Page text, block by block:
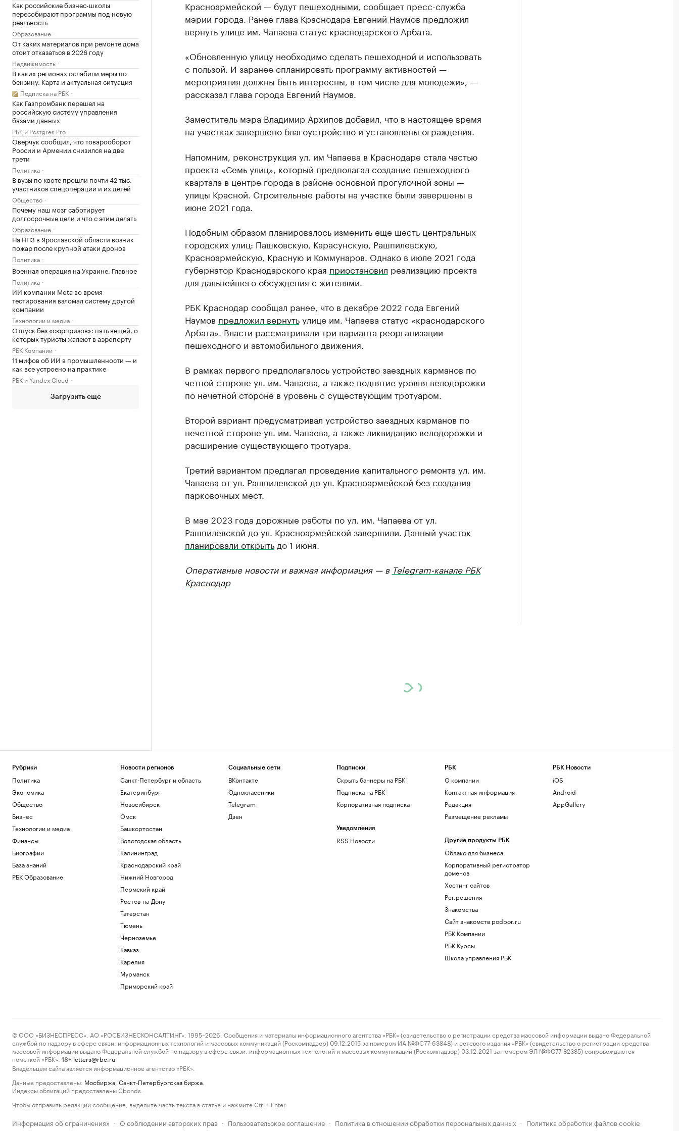
Как российские бизнес-школы
пересобирают программы под новую
реальность
Образование
От каких материалов при ремонте дома
стоит отказаться в 2026 году
Недвижимость
В каких регионах ослабили меры по
бензину. Карта и актуальная ситуация
Подписка на РБК
Как Газпромбанк перешел на
российскую систему управления
базами данных
РБК и Postgres Pro
Оверчук сообщил, что товарооборот
России и Армении снизился на две
трети
Политика
В вузы по квоте прошли почти 42 тыс.
участников спецоперации и их детей
Общество
Почему наш мозг саботирует
долгосрочные цели и что с этим делать
Образование
На НПЗ в Ярославской области возник
пожар после крупной атаки дронов
Политика
Военная операция на Украине. Главное
Политика
ИИ компании Meta во время
тестирования взломал систему другой
компании
Технологии и медиа
Отпуск без «сюрпризов»: пять вещей, о
которых туристы жалеют в аэропорту
РБК Компании
11 мифов об ИИ в промышленности — и
как все устроено на практике
РБК и Yandex Cloud
Загрузить еще
Красноармейской — будут пешеходными, сообщает пресс-служба
мэрии города. Ранее глава Краснодара Евгений Наумов предложил
вернуть улице им. Чапаева статус краснодарского Арбата.
«Обновленную улицу необходимо сделать пешеходной и использовать
с пользой. И заранее спланировать программу активностей —
мероприятия должны быть интересны, в том числе для молодежи», —
рассказал глава города Евгений Наумов.
Заместитель мэра Владимир Архипов добавил, что в настоящее время
на участках завершено благоустройство и установлены ограждения.
Напомним, реконструкция ул. им Чапаева в Краснодаре стала частью
проекта «Семь улиц», который предполагал создание пешеходного
квартала в центре города в районе основной прогулочной зоны —
улицы Красной. Строительные работы на участке были завершены в
июне 2021 года.
Подобным образом планировалось изменить еще шесть центральных
городских улиц: Пашковскую, Карасунскую, Рашпилевскую,
Красноармейскую, Красную и Коммунаров. Однако в июле 2021 года
губернатор Краснодарского края приостановил реализацию проекта
для дальнейшего обсуждения с жителями.
РБК Краснодар сообщал ранее, что в декабре 2022 года Евгений
Наумов предложил вернутьулице им. Чапаева статус «краснодарского
Арбата». Власти рассматривали три варианта реорганизации
пешеходного и автомобильного движения.
В рамках первого предполагалось устройство заездных карманов по
четной стороне ул. им. Чапаева, а также поднятие уровня велодорожки
по нечетной стороне в уровень с существующим тротуаром.
Второй вариант предусматривал устройство заездных карманов по
нечетной стороне ул. им. Чапаева, а также ликвидацию велодорожки и
расширение существующего тротуара.
Третий вариантом предлагал проведение капитального ремонта ул. им.
Чапаева от ул. Рашпилевской до ул. Красноармейской без создания
парковочных мест.
В мае 2023 года дорожные работы по ул. им. Чапаева от ул.
Рашпилевской до ул. Красноармейской завершили. Данный участок
планировали открытьдо 1 июня.
Оперативные новости и важная информация — в Telegram-канале РБК
Краснодар
Рубрики
Политика
Экономика
Общество
Бизнес
Технологии и медиа
Финансы
Биографии
База знаний
РБК Образование
Новости регионов
Санкт-Петербург и область
Екатеринбург
Новосибирск
Омск
Башкортостан
Вологодская область
Калининград
Краснодарский край
Нижний Новгород
Пермский край
Ростов-на-Дону
Татарстан
Тюмень
Черноземье
Кавказ
Карелия
Мурманск
Приморский край
Социальные сети
ВКонтакте
Одноклассники
Telegram
Дзен
Подписки
Скрыть баннеры на РБК
Подписка на РБК
Корпоративная подписка
Уведомления
RSS Новости
РБК
О компании
Контактная информация
Редакция
Размещение рекламы
Другие продукты РБК
Облако для бизнеса
Корпоративный регистратор
доменов
Хостинг сайтов
Рег.решения
Знакомства
Сайт знакомств podbor.ru
РБК Компании
РБК Курсы
Школа управления РБК
РБК Новости
iOS
Android
AppGallery
© ООО «БИЗНЕСПРЕСС», АО «РОСБИЗНЕСКОНСАЛТИНГ», 1995–2026. Сообщения и материалы информационного агентства «РБК» (свидетельство о регистрации средства массовой информации выдано Федеральной
службой по надзору в сфере связи, информационных технологий и массовых коммуникаций (Роскомнадзор) 09.12.2015 за номером ИА №ФС77-63848) и сетевого издания «РБК» (свидетельство о регистрации средства
массовой информации выдано Федеральной службой по надзору в сфере связи, информационных технологий и массовых коммуникаций (Роскомнадзор) 03.12.2021 за номером ЭЛ №ФС77-82385) сопровождаются
пометкой «РБК».
18+ letters@rbc.ru
Владельцем сайта является информационное агентство «РБК».
Данные предоставлены: Мосбиржа Санкт-Петербургская биржа
Индексы облигаций предоставлены Cbonds.
Чтобы отправить редакции сообщение, выделите часть текста в статье и нажмите Ctrl + Enter
Информация об ограничениях · О соблюдении авторских прав · Пользовательское соглашение · Политика в отношении обработки персональных данных · Политика обработки файлов cookie